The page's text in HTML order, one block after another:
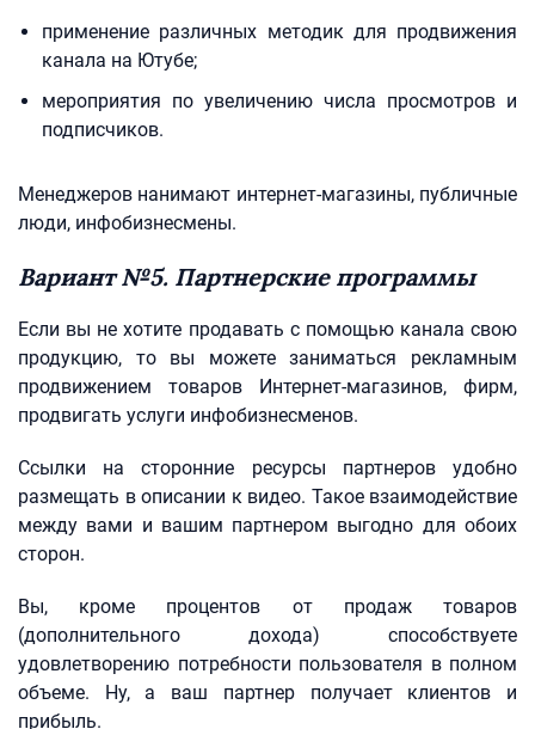
применение различных методик для продвижения
канала на Ютубе;
мероприятия по увеличению числа просмотров и
подписчиков.
Менеджеров нанимают интернет-магазины, публичные
люди, инфобизнесмены.
Вариант №5. Партнерские программы
Если вы не хотите продавать с помощью канала свою
продукцию, то вы можете заниматься рекламным
продвижением товаров Интернет-магазинов, фирм,
продвигать услуги инфобизнесменов.
Ссылки на сторонние ресурсы партнеров удобно
размещать в описании к видео. Такое взаимодействие
между вами и вашим партнером выгодно для обоих
сторон.
Вы, кроме процентов от продаж товаров
(дополнительного дохода) способствуете
удовлетворению потребности пользователя в полном
объеме. Ну, а ваш партнер получает клиентов и
прибыль.